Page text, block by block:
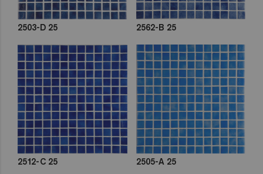
2503-D 25 2562-B 25
2512-C 25 2505-A 25